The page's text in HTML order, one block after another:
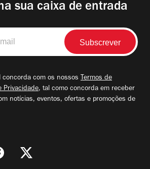
sua caixa de entrada
concorda com os nossos Termos de
Privacidade, tal como concorda em receber
notícias, eventos, ofertas e promoções de